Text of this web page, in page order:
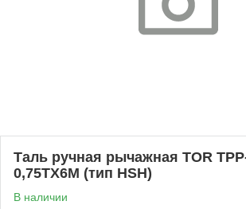
Таль ручная рычажная TOR
0,75ТХ6М (тип HSH)
В наличии